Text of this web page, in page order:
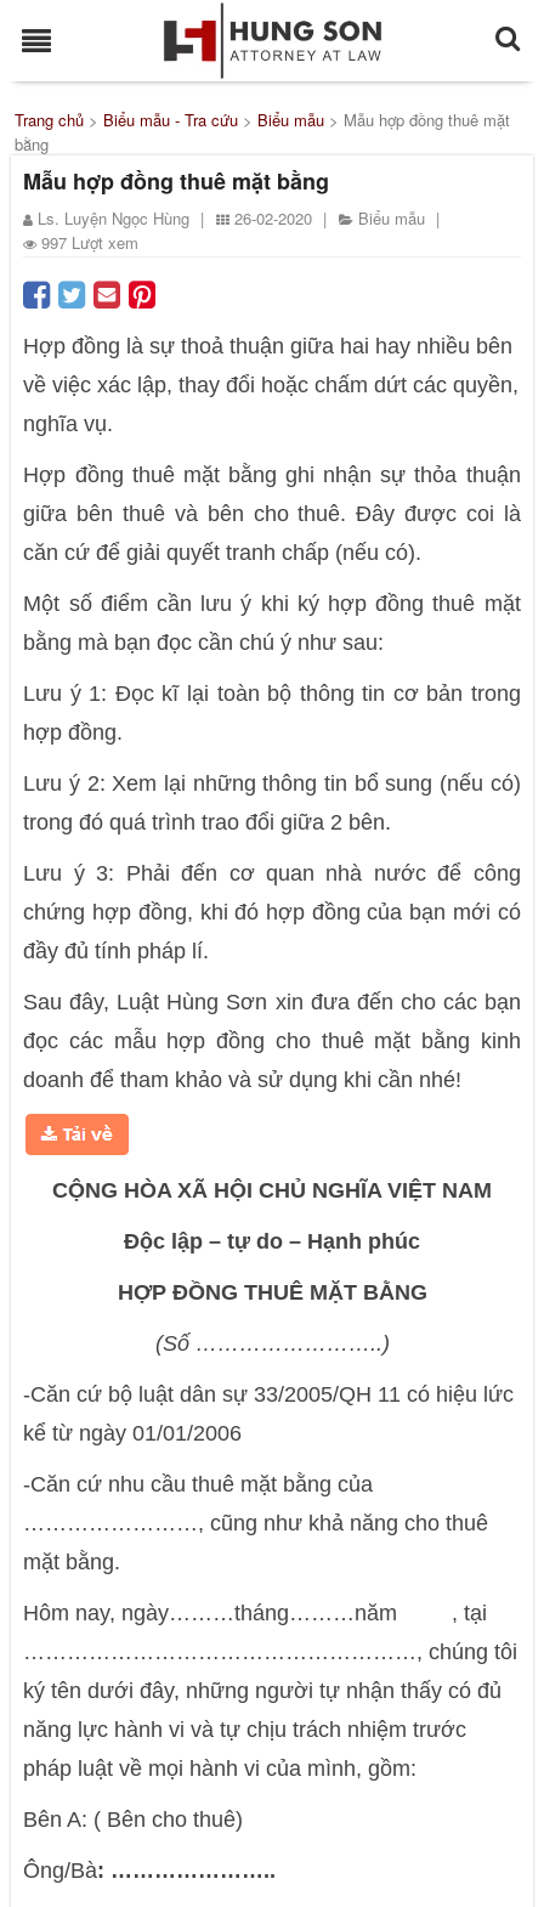
Trang chủ > Biểu mẫu - Tra cứu > Biểu mẫu > Mẫu hợp đồng thuê mặt
bằng
Mẫu hợp đồng thuê mặt bằng
Ls. Luyện Ngọc Hùng | 26-02-2020 | Biểu mẫu |
997 Lượt xem
Hợp đồng là sự thoả thuận giữa hai hay nhiều bên
về việc xác lập, thay đổi hoặc chấm dứt các quyền,
nghĩa vụ.
Hợp đồng thuê mặt bằng ghi nhận sự thỏa thuận
giữa bên thuê và bên cho thuê. Đây được coi là
căn cứ để giải quyết tranh chấp (nếu có).
Một số điểm cần lưu ý khi ký hợp đồng thuê mặt
bằng mà bạn đọc cần chú ý như sau:
Lưu ý 1: Đọc kĩ lại toàn bộ thông tin cơ bản trong
hợp đồng.
Lưu ý 2: Xem lại những thông tin bổ sung (nếu có)
trong đó quá trình trao đổi giữa 2 bên.
Lưu ý 3: Phải đến cơ quan nhà nước để công
chứng hợp đồng, khi đó hợp đồng của bạn mới có
đầy đủ tính pháp lí.
Sau đây, Luật Hùng Sơn xin đưa đến cho các bạn
đọc các mẫu hợp đồng cho thuê mặt bằng kinh
doanh để tham khảo và sử dụng khi cần nhé!
CỘNG HÒA XÃ HỘI CHỦ NGHĨA VIỆT NAM
Độc lập – tự do – Hạnh phúc
HỢP ĐỒNG THUÊ MẶT BẰNG
(Số ……………………..)
-Căn cứ bộ luật dân sự 33/2005/QH 11 có hiệu lức
kể từ ngày 01/01/2006
-Căn cứ nhu cầu thuê mặt bằng của
……………………, cũng như khả năng cho thuê
mặt bằng.
Hôm nay, ngày………tháng………năm , tại
………………………………………………, chúng tôi
ký tên dưới đây, những người tự nhận thấy có đủ
năng lực hành vi và tự chịu trách nhiệm trước
pháp luật về mọi hành vi của mình, gồm:
Bên A: ( Bên cho thuê)
Ông/Bà: …………………..